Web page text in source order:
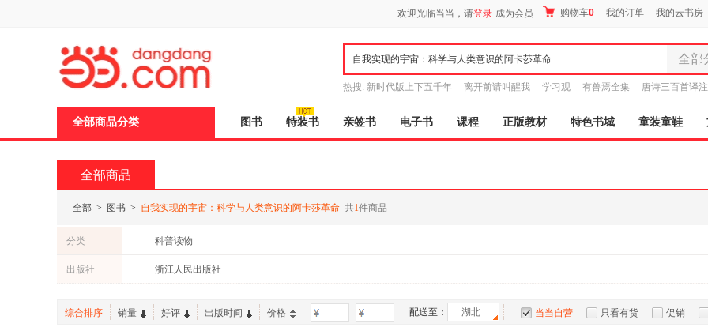
欢迎光临当当，请登录 成为会员 购物车0 我的订单 我的云书房
全部
全部分
图书
电子书
家具
热搜: 新时代版上下五千年 离开前请叫醒我 学习观 有兽焉全集 唐诗三百首译注
全部商品分类 图书 特装书 亲签书 电子书 课程 正版教材 特色书城 童装童鞋
全部商品
全部 > 图书 > 自我实现的宇宙：科学与人类意识的阿卡莎革命 共1件商品
分类 科普读物
出版社 浙江人民出版社
综合排序 销量 好评 出版时间 价格 - 配送至： 湖北 当当自营 只看有货 促销
页